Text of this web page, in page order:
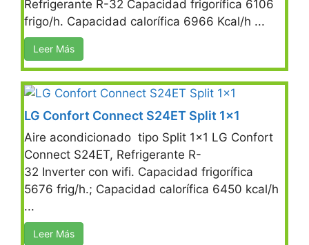
Refrigerante R-32 Capacidad frigorífica 6106
frigo/h. Capacidad calorífica 6966 Kcal/h ...
Leer Más
LG Confort Connect S24ET Split 1×1
Aire acondicionado tipo Split 1×1 LG Confort
Connect S24ET, Refrigerante R-
32 Inverter con wifi. Capacidad frigorífica
5676 frig/h.; Capacidad calorífica 6450 kcal/h
...
Leer Más